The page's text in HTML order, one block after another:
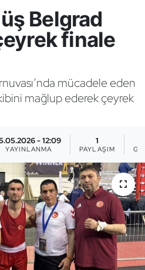
Belgrad
finale
mücadele eden
mağlup ederek çeyrek
- 12:09
YAYINLANMA
1
PAYLAŞIM